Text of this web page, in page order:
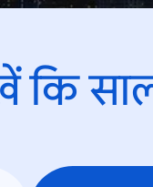
कि